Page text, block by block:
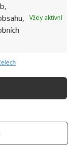
Vždy aktivní
se
studií a práce
že se
v...[Více o